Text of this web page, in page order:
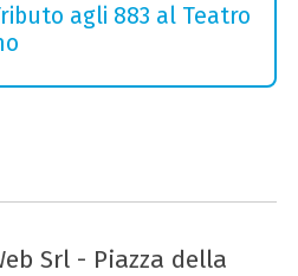
agli 883 al Teatro
Srl - Piazza della